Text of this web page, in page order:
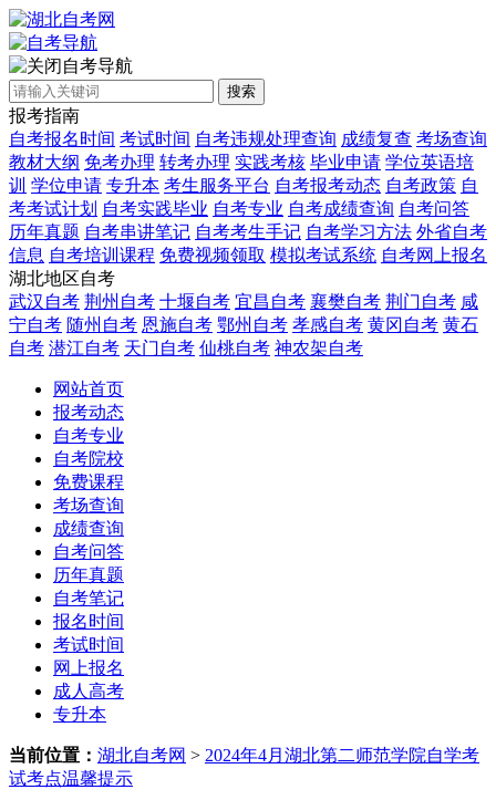
自考导航
搜索
报考指南
自考报名时间 考试时间 自考违规处理查询 成绩复查 考场查询
教材大纲 免考办理 转考办理 实践考核 毕业申请 学位英语培
训 学位申请 专升本 考生服务平台 自考报考动态 自考政策 自
考考试计划 自考实践毕业 自考专业 自考成绩查询 自考问答
历年真题 自考串讲笔记 自考考生手记 自考学习方法 外省自考
信息 自考培训课程 免费视频领取 模拟考试系统 自考网上报名
湖北地区自考
武汉自考 荆州自考 十堰自考 宜昌自考 襄樊自考 荆门自考 咸
宁自考 随州自考 恩施自考 鄂州自考 孝感自考 黄冈自考 黄石
自考 潜江自考 天门自考 仙桃自考 神农架自考
网站首页
报考动态
自考专业
自考院校
免费课程
考场查询
成绩查询
自考问答
历年真题
自考笔记
报名时间
考试时间
网上报名
成人高考
专升本
当前位置： 湖北自考网 > 2024年4月湖北第二师范学院自学考
试考点温馨提示